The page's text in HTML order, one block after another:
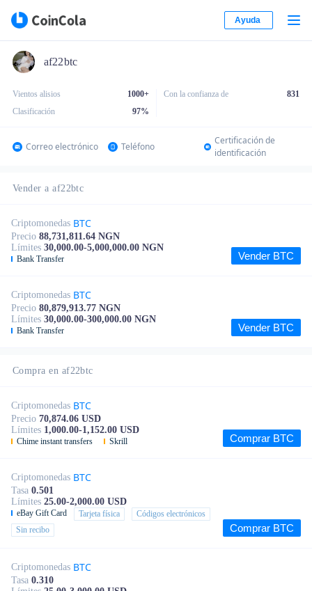
Ayuda
af22btc
Vientos alisios
1000+
Clasificación
97%
Con la confianza de 831
Correo electrónico Teléfono
Certificación de
identificación
Vender a af22btc
Criptomonedas BTC
Precio 88,731,811.64 NGN
Límites 30,000.00-5,000,000.00 NGN
Bank Transfer Vender BTC
Criptomonedas BTC
Precio 80,879,913.77 NGN
Límites 30,000.00-300,000.00 NGN
Bank Transfer Vender BTC
Compra en af22btc
Criptomonedas BTC
Precio 70,874.06 USD
Límites 1,000.00-1,152.00 USD
Chime instant transfers Skrill Comprar BTC
Criptomonedas BTC
Tasa 0.501
Límites 25.00-2,000.00 USD
eBay Gift Card Tarjeta física
Códigos electrónicos
Sin recibo
Comprar BTC
Criptomonedas BTC
Tasa 0.310